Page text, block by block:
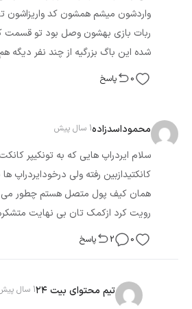
واردشون میشم همشون کد واریزاشون
ربات بازی بهشون وصل بود تو قسمت
شده این باگ بزرگیه از چند نفر دیگه
0 پاسخ
محموداسدزاده1 سال پیش
سلام ایردراپ هایی که به تونکیپر
کانکتیدازبین رفته ولی
همان کیف پول متصل هستم چطور می
رویت کرد ازکمک تان بی نهایت
0
2 پاسخ
تیم محتوای بیت ۲۴ 1 سال پیش